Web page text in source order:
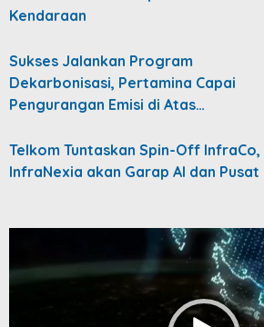
Kendaraan
Sukses Jalankan Program
Dekarbonisasi, Pertamina Capai
Pengurangan Emisi di Atas…
Telkom Tuntaskan Spin-Off InfraCo,
InfraNexia akan Garap AI dan